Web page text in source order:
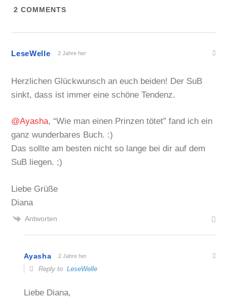
2 COMMENTS
LeseWelle 2 Jahre her
Herzlichen Glückwunsch an euch beiden! Der SuB
sinkt, dass ist immer eine schöne Tendenz.
@Ayasha, “Wie man einen Prinzen tötet” fand ich ein
ganz wunderbares Buch. :)
Das sollte am besten nicht so lange bei dir auf dem
SuB liegen. ;)
Liebe Grüße
Diana
Antworten
Ayasha 2 Jahre her
Reply toLeseWelle
Liebe Diana,